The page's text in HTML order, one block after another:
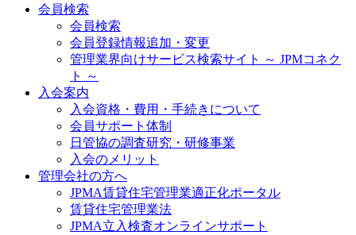
会員検索
会員検索
会員登録情報追加・変更
管理業界向けサービス検索サイト ～ JPMコネク
ト ～
入会案内
入会資格・費用・手続きについて
会員サポート体制
日管協の調査研究・研修事業
入会のメリット
管理会社の方へ
JPMA賃貸住宅管理業適正化ポータル
賃貸住宅管理業法
JPMA立入検査オンラインサポート